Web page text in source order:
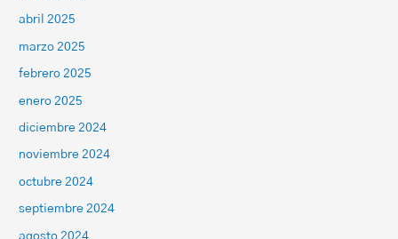
abril 2025
marzo 2025
febrero 2025
enero 2025
diciembre 2024
noviembre 2024
octubre 2024
septiembre 2024
agosto 2024